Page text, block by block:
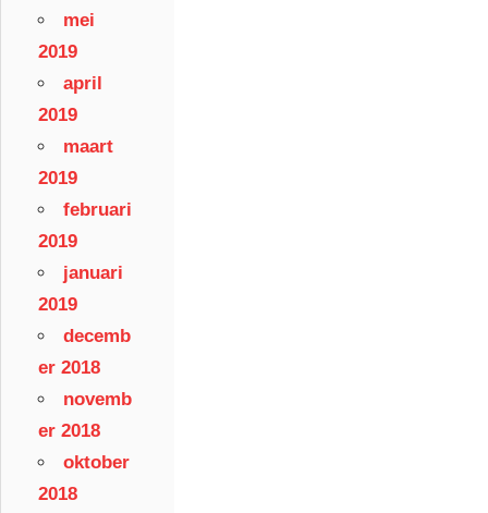
mei
2019
april
2019
maart
2019
februari
2019
januari
2019
decemb
er 2018
novemb
er 2018
oktober
2018